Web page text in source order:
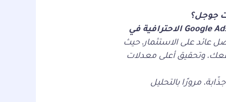
جوجل؟
إدارة حملات Google Ads الاحترافية في
عائد على الاستثمار، حيث
وتحقيق أعلى معدلات
مرورًا بالتحليل